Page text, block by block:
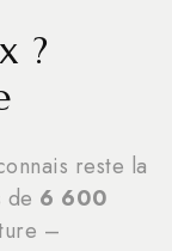
?
reste la
de 6 600
–